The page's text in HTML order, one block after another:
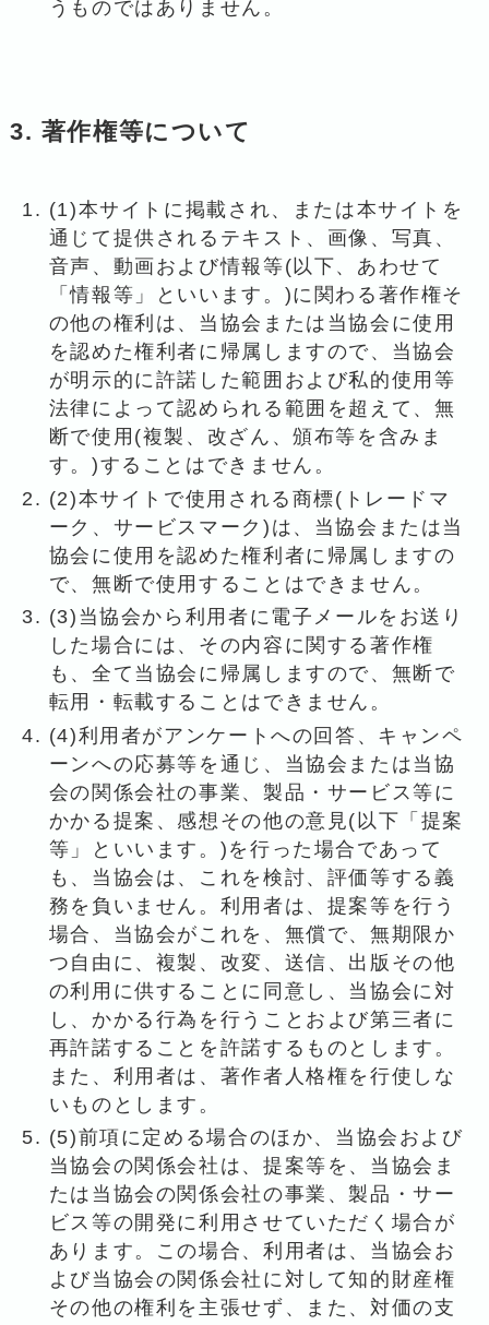
うものではありません。
3. 著作権等について
(1)本サイトに掲載され、または本サイトを
通じて提供されるテキスト、画像、写真、
音声、動画および情報等(以下、あわせて
「情報等」といいます。)に関わる著作権そ
の他の権利は、当協会または当協会に使用
を認めた権利者に帰属しますので、当協会
が明示的に許諾した範囲および私的使用等
法律によって認められる範囲を超えて、無
断で使用(複製、改ざん、頒布等を含みま
す。)することはできません。
(2)本サイトで使用される商標(トレードマ
ーク、サービスマーク)は、当協会または当
協会に使用を認めた権利者に帰属しますの
で、無断で使用することはできません。
(3)当協会から利用者に電子メールをお送り
した場合には、その内容に関する著作権
も、全て当協会に帰属しますので、無断で
転用・転載することはできません。
(4)利用者がアンケートへの回答、キャンペ
ーンへの応募等を通じ、当協会または当協
会の関係会社の事業、製品・サービス等に
かかる提案、感想その他の意見(以下「提案
等」といいます。)を行った場合であって
も、当協会は、これを検討、評価等する義
務を負いません。利用者は、提案等を行う
場合、当協会がこれを、無償で、無期限か
つ自由に、複製、改変、送信、出版その他
の利用に供することに同意し、当協会に対
し、かかる行為を行うことおよび第三者に
再許諾することを許諾するものとします。
また、利用者は、著作者人格権を行使しな
いものとします。
(5)前項に定める場合のほか、当協会および
当協会の関係会社は、提案等を、当協会ま
たは当協会の関係会社の事業、製品・サー
ビス等の開発に利用させていただく場合が
あります。この場合、利用者は、当協会お
よび当協会の関係会社に対して知的財産権
その他の権利を主張せず、また、対価の支